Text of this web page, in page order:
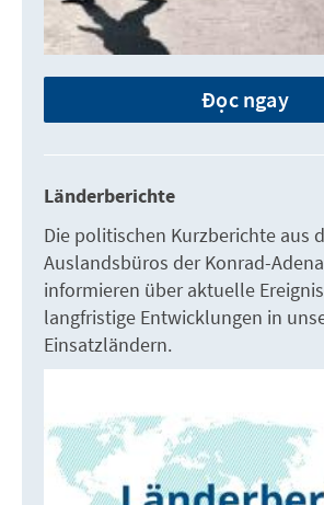
Đọc ngay
Länderberichte
Die politischen Kurzberichte aus
Auslandsbüros der Konrad-
informieren über aktuelle
langfristige Entwicklungen in
Einsatzländern.